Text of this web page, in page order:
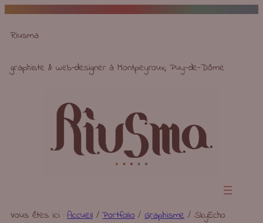
Aller
contenu
Riusma
graphiste & web-designer à Montpeyroux, Puy-de-Dôme
Vous êtes ici :Accueil/Portfolio/Graphisme/SkyEcho